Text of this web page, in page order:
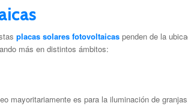
placas solares fotovoltaicas penden de la
más en distintos ámbitos:
mayoritariamente es para la iluminación de